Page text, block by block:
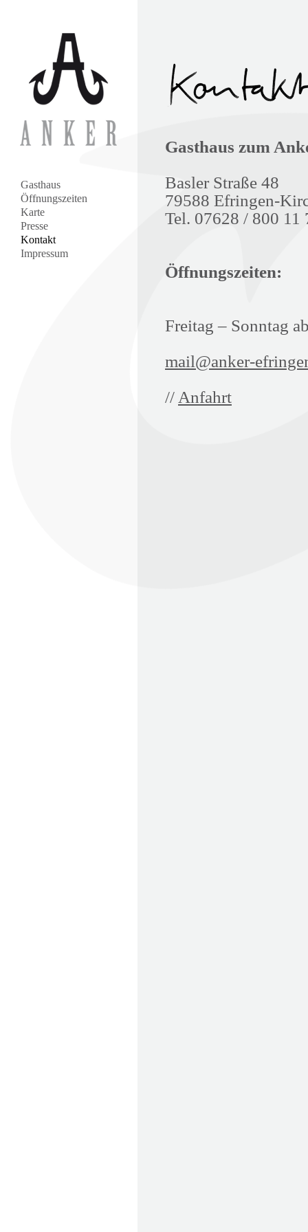
Gasthaus
Öffnungszeiten
Karte
Presse
Kontakt
Impressum
Gasthaus zum
Basler Straße 48
79588 Efringen-
Tel. 07628 / 800 11
Öffnungszeiten:
Freitag – Sonntag
mail@anker-
// Anfahrt